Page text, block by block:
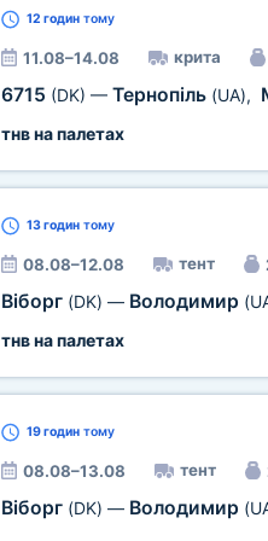
12 годинтому
11.08–14.08 крита
6715 (DK) — Тернопіль (UA),
тнв на палетах
13 годинтому
08.08–12.08 тент
Віборг (DK) — Володимир
тнв на палетах
19 годинтому
08.08–13.08 тент
Віборг (DK) — Володимир